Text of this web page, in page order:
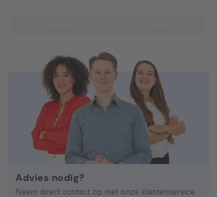
Advies nodig?
Neem direct contact op met onze klantenservice.